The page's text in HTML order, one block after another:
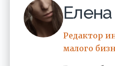
Редактор
малого